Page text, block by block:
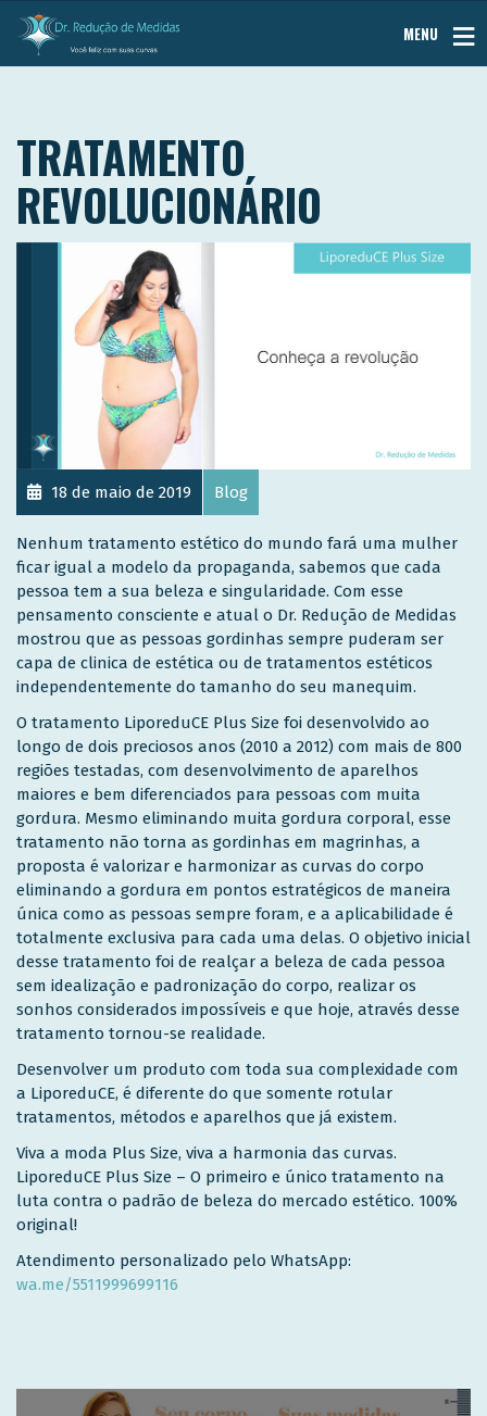
MENU
TRATAMENTO
REVOLUCIONÁRIO
18 de maio de 2019 Blog
Nenhum tratamento estético do mundo fará uma mulher
ficar igual a modelo da propaganda, sabemos que cada
pessoa tem a sua beleza e singularidade. Com esse
pensamento consciente e atual o Dr. Redução de Medidas
mostrou que as pessoas gordinhas sempre puderam ser
capa de clinica de estética ou de tratamentos estéticos
independentemente do tamanho do seu manequim.
O tratamento LiporeduCE Plus Size foi desenvolvido ao
longo de dois preciosos anos (2010 a 2012) com mais de 800
regiões testadas, com desenvolvimento de aparelhos
maiores e bem diferenciados para pessoas com muita
gordura. Mesmo eliminando muita gordura corporal, esse
tratamento não torna as gordinhas em magrinhas, a
proposta é valorizar e harmonizar as curvas do corpo
eliminando a gordura em pontos estratégicos de maneira
única como as pessoas sempre foram, e a aplicabilidade é
totalmente exclusiva para cada uma delas. O objetivo inicial
desse tratamento foi de realçar a beleza de cada pessoa
sem idealização e padronização do corpo, realizar os
sonhos considerados impossíveis e que hoje, através desse
tratamento tornou-se realidade.
Desenvolver um produto com toda sua complexidade com
a LiporeduCE, é diferente do que somente rotular
tratamentos, métodos e aparelhos que já existem.
Viva a moda Plus Size, viva a harmonia das curvas.
LiporeduCE Plus Size – O primeiro e único tratamento na
luta contra o padrão de beleza do mercado estético. 100%
original!
Atendimento personalizado pelo WhatsApp:
wa.me/5511999699116